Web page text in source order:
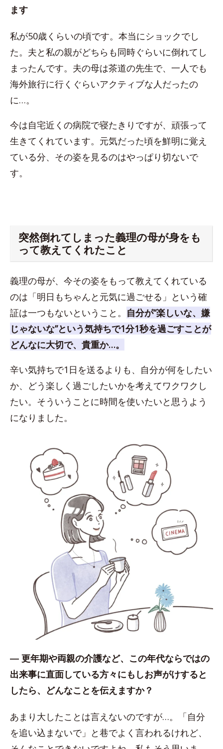
ます
私が50歳くらいの頃です。本当にショックでし
た。夫と私の親がどちらも同時ぐらいに倒れてし
まったんです。夫の母は茶道の先生で、一人でも
海外旅行に行くぐらいアクティブな人だったの
に…。
今は自宅近くの病院で寝たきりですが、頑張って
生きてくれています。元気だった頃を鮮明に覚え
ている分、その姿を見るのはやっぱり切ないで
す。
突然倒れてしまった義理の母が身をも
って教えてくれたこと
義理の母が、今その姿をもって教えてくれている
のは「明日もちゃんと元気に過ごせる」という確
証は一つもないということ。 自分が“楽しいな、嫌
じゃないな”という気持ちで1分1秒を過ごすことが
どんなに大切で、貴重か…。
辛い気持ちで1日を送るよりも、自分が何をしたい
か、どう楽しく過ごしたいかを考えてワクワクし
たい。そういうことに時間を使いたいと思うよう
になりました。
― 更年期や両親の介護など、この年代ならではの
出来事に直面している方々にもしお声がけすると
したら、どんなことを伝えますか？
あまり大したことは言えないのですが…。「自分
を追い込まないで」と巷でよく言われるけれど、